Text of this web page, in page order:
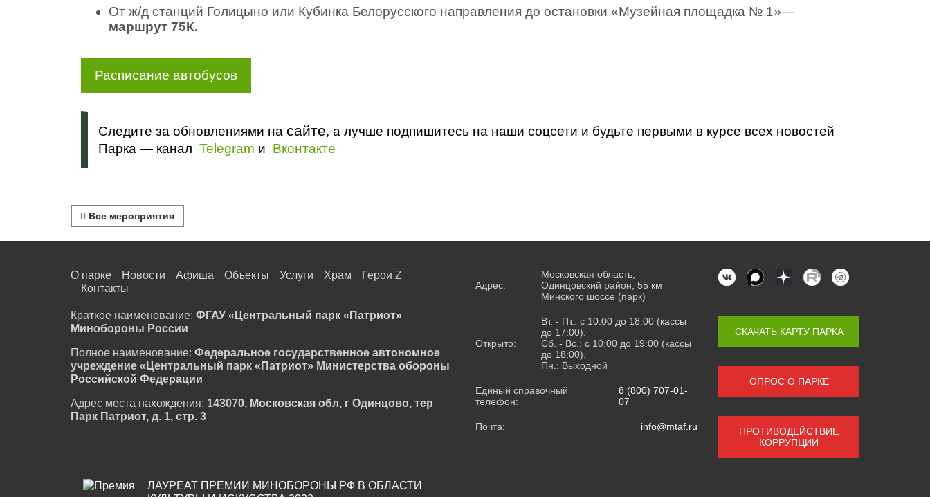
От ж/д станций Голицыно или Кубинка Белорусского направления до остановки «Музейная площадка № 1»—
маршрут 75К.
Расписание автобусов
Следите за обновлениями на сайте, а лучше подпишитесь на наши соцсети и будьте первыми в курсе всех новостей
Парка — канал Telegram и Вконтакте
Все мероприятия
О парке Новости Афиша Объекты Услуги Храм
Герои Z
Контакты
Краткое наименование: ФГАУ «Центральный парк «Патриот»
Минобороны России
Полное наименование: Федеральное государственное автономное
учреждение «Центральный парк «Патриот» Министерства обороны
Российской Федерации
Адрес места нахождения: 143070, Московская обл, г Одинцово, тер
Парк Патриот, д. 1, стр. 3
Адрес:
Московская область,
Одинцовский район, 55 км
Минского шоссе (парк)
Открыто:
Вт. - Пт.: с 10:00 до 18:00 (кассы
до 17:00).
Сб. - Вс.: с 10:00 до 19:00 (кассы
до 18:00).
Пн.: Выходной
Единый справочный
телефон:
8 (800) 707-01-
07
Почта: info@mtaf.ru
СКАЧАТЬ КАРТУ ПАРКА
ОПРОС О ПАРКЕ
ПРОТИВОДЕЙСТВИЕ
КОРРУПЦИИ
ЛАУРЕАТ ПРЕМИИ МИНОБОРОНЫ РФ В ОБЛАСТИ